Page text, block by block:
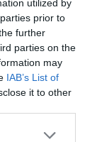
utilized by
prior to
further
parties on the
may
IAB’s List of
it to other
more Google
η νέα